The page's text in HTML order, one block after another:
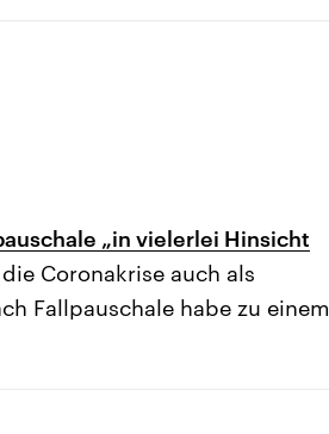
„in vielerlei Hinsicht
Coronakrise auch als
Fallpauschale habe zu einem